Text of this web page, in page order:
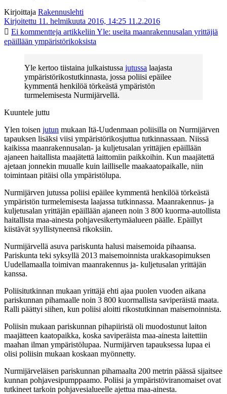
Kirjoittaja Rakennuslehti
Kirjoitettu 11. helmikuuta 2016, 14:25 11.2.2016
Ei kommentteja artikkeliin Yle: useita maanrakennusalan yrittäjiä
epäillään ympäristörikoksista
Yle kertoo tiistaina julkaistussa jutussa laajasta
ympäristörikostutkinnasta, jossa poliisi epäilee
kymmentä henkilöä törkeästä ympäristön
turmelemisesta Nurmijärvellä.
Kuuntele juttu
Ylen toisen jutun mukaan Itä-Uudenmaan poliisilla on Nurmijärven
tapauksen lisäksi viisi ympäristörikosjuttua tutkinnassaan. Niissä
kaikissa maanrakennusalan- ja kuljetusalan yrittäjien epäillään
ajaneen haitallista maajätettä laittomiin paikkoihin. Kun maajätettä
ajetaan jonnekin muualle kuin lailliselle maakaatopaikalle, niin
toimintaan pitäisi olla ympäristölupa.
Nurmijärven jutussa poliisi epäilee kymmentä henkilöä törkeästä
ympäristön turmelemisesta laajassa tutkinnassa. Maanrakennus- ja
kuljetusalan yrittäjän epäillään ajaneen noin 3 800 kuorma-autollista
haitallista maa-ainesta pohjavesikertymäalueen päälle. Epäillyt
kiistävät syyllistyneensä rikoksiin.
Nurmijärvellä asuva pariskunta halusi maisemoida pihaansa.
Pariskunta teki syksyllä 2013 maisemoinnista urakkasopimuksen
Uudellamaalla toimivan maanrakennus ja- kuljetusalan yrittäjän
kanssa.
Poliisitutkinnan mukaan yrittäjä ehti ajaa puolen vuoden aikana
pariskunnan pihamaalle noin 3 800 kuormallista saviperäistä maata.
Ralli päättyi siihen, kun poliisi aloitti rikostutkinnan maisemoinnista.
Poliisin mukaan pariskunnan pihapiiristä oli muodostunut laiton
maajätteen kaatopaikka, koska saviperäista maa-ainesta laitettiin
maahan ilman ympäristölupaa. Nurmijärven tapauksessa lupaa ei
olisi poliisin mukaan koskaan myönnetty.
Nurmijärveläisen pariskunnan pihamaalta 200 metrin päässä sijaitsee
kunnan pohjavesipumppaamo. Poliisi ja ympäristöviranomaiset ovat
tutkineet tarkoin pohjavesialueelle ajettua maa-ainesta.